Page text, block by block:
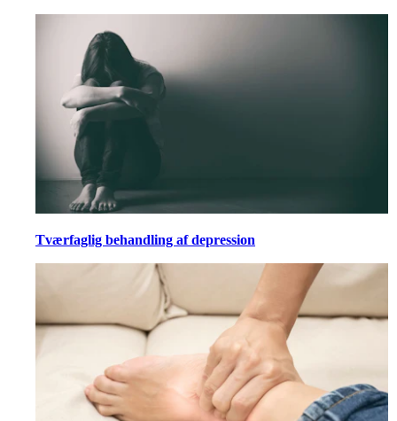
Tværfaglig behandling af depression